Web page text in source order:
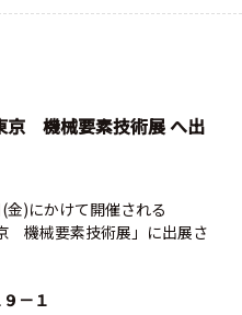
京 機械要素技術展 へ出
)にかけて開催される
機械要素技術展」に出展さ
－１